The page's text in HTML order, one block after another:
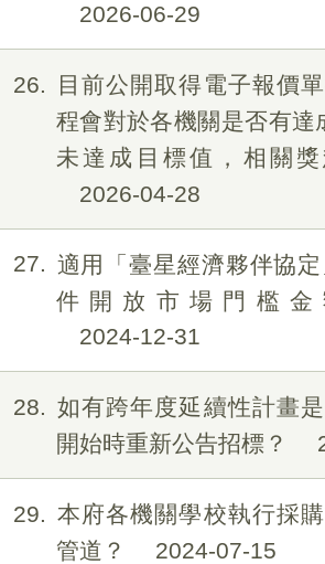
2026-06-29
26
目前公開取得電子報價
程會對於各機關是否有達
未達成目標值，相關
2026-04-28
27
適用「臺星經濟夥伴協
件開放市場門檻
2024-12-31
28
如有跨年度延續性計畫
開始時重新公告招標？
29
本府各機關學校執行採
管道？
2024-07-15